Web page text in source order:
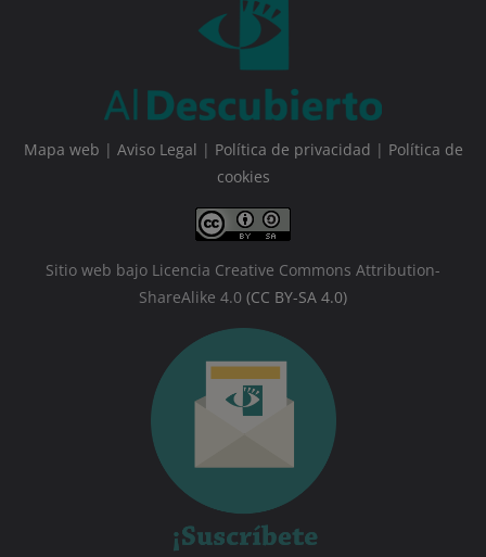
Mapa web | Aviso Legal | Política de privacidad | Política de
cookies
Sitio web bajo Licencia Creative Commons Attribution-
ShareAlike 4.0 (CC BY-SA 4.0)